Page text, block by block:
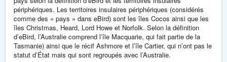
périphériques. Les territoires insulaires périphériques (considérés
comme des « pays » dans eBird) sont les îles Cocos ainsi que les
îles Christmas, Heard, Lord Howe et Norfolk. Selon la définition
d’eBird, l’Australie comprend l’île Macquarie, qui fait partie de la
Tasmanie) ainsi que le récif Ashmore et l’île Cartier, qui n’ont pas le
statut d’État mais qui sont regroupés avec l’Australie.